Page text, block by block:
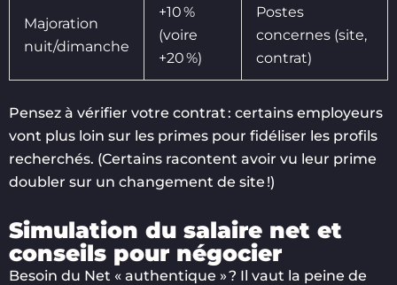
Majoration
nuit/dimanche
+10 %
(voire
+20 %)
Postes
concernes (site,
contrat)
Pensez à vérifier votre contrat : certains employeurs
vont plus loin sur les primes pour fidéliser les profils
recherchés. (Certains racontent avoir vu leur prime
doubler sur un changement de site !)
Simulation du salaire net et
conseils pour négocier
Besoin du Net « authentique » ? Il vaut la peine de